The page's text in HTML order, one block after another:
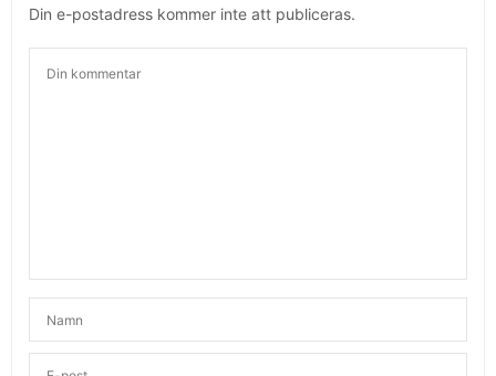
Din e-postadress kommer inte att publiceras.